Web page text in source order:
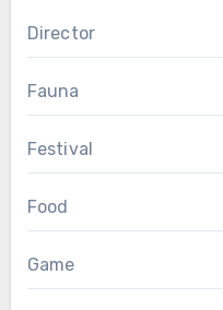
Director
Fauna
Festival
Food
Game